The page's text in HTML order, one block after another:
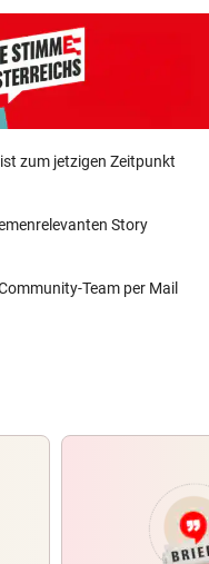
zum jetzigen Zeitpunkt
Story
Team per Mail